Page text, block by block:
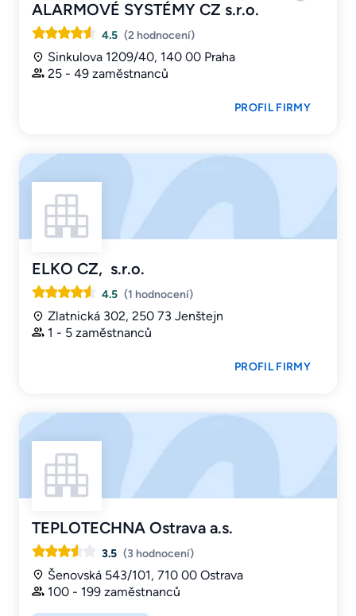
ALARMOVÉ SYSTÉMY CZ s.r.o.
4.5 (2 hodnocení)
Sinkulova 1209/40, 140 00 Praha
25 - 49 zaměstnanců
PROFIL FIRMY
ELKO CZ, s.r.o.
4.5 (1 hodnocení)
Zlatnická 302, 250 73 Jenštejn
1 - 5 zaměstnanců
PROFIL FIRMY
TEPLOTECHNA Ostrava a.s.
3.5 (3 hodnocení)
Šenovská 543/101, 710 00 Ostrava
100 - 199 zaměstnanců